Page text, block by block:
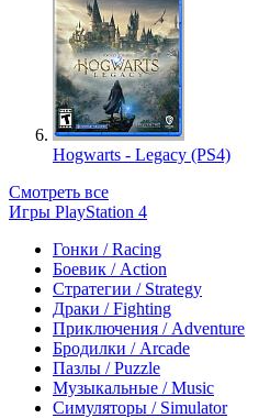
Hogwarts - Legacy (PS4)
Смотреть все
Игры PlayStation 4
Гонки / Racing
Боевик / Action
Стратегии / Strategy
Драки / Fighting
Приключения / Adventure
Бродилки / Arcade
Пазлы / Puzzle
Музыкальные / Music
Симуляторы / Simulator